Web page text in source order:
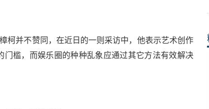
柯并不赞同，在近日的一则采访中，他表示艺术创作
门槛，而娱乐圈的种种乱象应通过其它方法有效解决